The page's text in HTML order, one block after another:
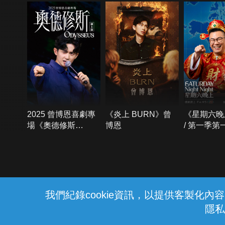
我們紀錄cookie資訊，以提供客製化內
隱
2025 曾博恩喜劇專
場《奧德修斯
《炎上 BURN》曾
博恩
《星期六
/ 第一季第